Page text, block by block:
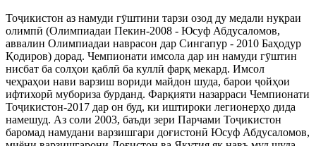
Тоҷикистон аз намуди гӯштини тарзи озод ду медали нуқраи
олимпӣ (Олимпиадаи Пекин-2008 - Юсуф Абдусаломов,
аввалин Олимпиадаи наврасон дар Сингапур - 2010 Баҳодур
Қодиров) дорад. Чемпионати имсола дар ин намуди гӯштин
нисбат ба солҳои қаблӣ ба куллӣ фарқ мекард. Имсол
чеҳраҳои нави варзиш вориди майдон шуда, барои ҷойҳои
ифтихорӣ мубориза бурданд. Фарқияти назарраси Чемпионати
Тоҷикистон-2017 дар он буд, ки иштироки легионерҳо дида
намешуд. Аз соли 2003, баъди зери Парчами Тоҷикистон
баромад намудани варзишгари доғистонӣ Юсуф Абдусаломов,